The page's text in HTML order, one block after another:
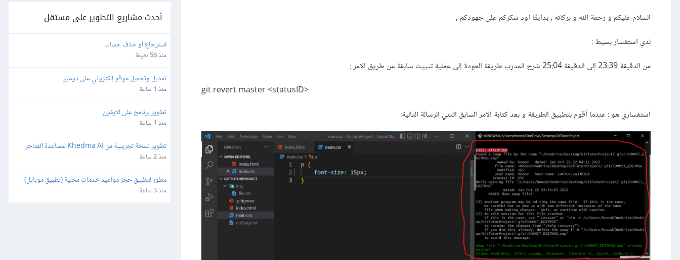
السلام عليكم و رحمة الله و بركاته , بدايتًا اود شكركم على جهودكم ,
لدي استفسار بسيط :
من الدقيقة 23:39 إلى الدقيقة 25:04 شرح المدرب طريقة العودة إلى عملية تثبيت سابقة عن طريق الامر :
<git revert master <statusID
استفساري هو : عندما أقوم بتطبيق الطريقة و بعد كتابة الامر السابق اتتني الرسالة التالية:
أحدث مشاريع التطوير على مستقل
استرجاع أو حذف حساب
منذ 56 دقيقة
تعديل وتحميل موقع إلكتروني على دومين
منذ 1 ساعة
تطوير برنامج على الايفون
منذ 1 ساعة
تطوير نسخة تجريبية من Khedma AI لمساعدة المتاجر
منذ 2 ساعة
مطور لتطبيق حجز مواعيد خدمات محلية (تطبيق موبايل)
منذ 3 ساعة